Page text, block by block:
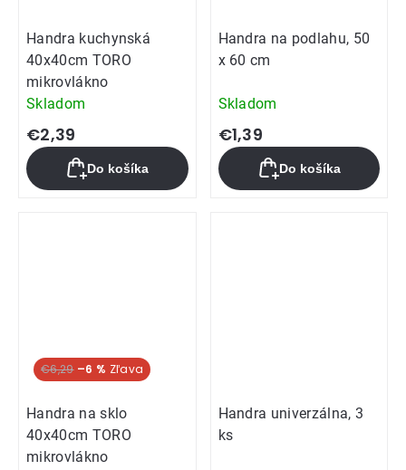
Handra kuchynská
40x40cm TORO
mikrovlákno
Skladom
€2,39
Do košíka
Handra na podlahu, 50
x 60 cm
Skladom
€1,39
Do košíka
€6,29 –6 %
Handra na sklo
40x40cm TORO
mikrovlákno
Handra univerzálna, 3
ks